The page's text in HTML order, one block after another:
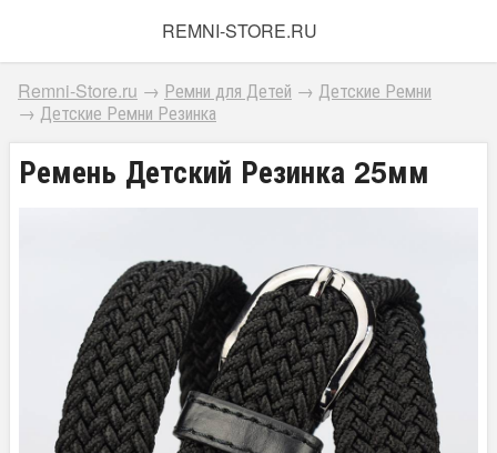
REMNI-STORE.RU
Remni-Store.ru → Ремни для Детей → Детские Ремни
→ Детские Ремни Резинка
Ремень Детский Резинка 25мм